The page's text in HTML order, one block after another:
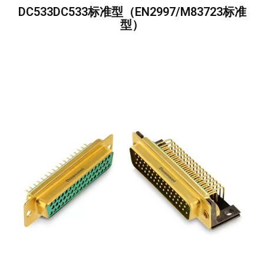
DC533DC533标准型（EN2997/M83723标准
型）